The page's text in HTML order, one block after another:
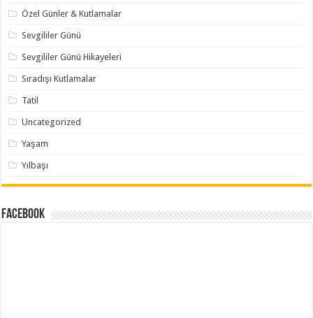
Özel Günler & Kutlamalar
Sevgililer Günü
Sevgililer Günü Hikayeleri
Sıradışı Kutlamalar
Tatil
Uncategorized
Yaşam
Yılbaşı
Facebook